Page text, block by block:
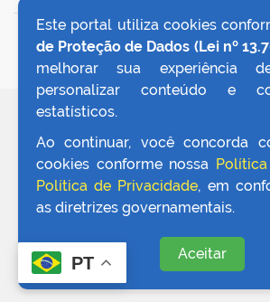
VOLTAR AO TOPO
Este portal utiliza cookies
de Proteção de Dados (Lei nº
melhorar sua experiência
personalizar conteúdo e
estatísticos.
Ao continuar, você concorda
cookies conforme nossa
Política de Privacidade, em
as diretrizes governamentais.
Aceitar
PT